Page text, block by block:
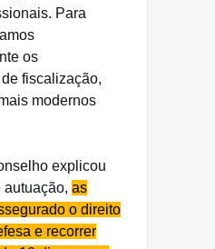
Para
os
fiscalização,
modernos
explicou
autuação, as
o direito
e recorrer